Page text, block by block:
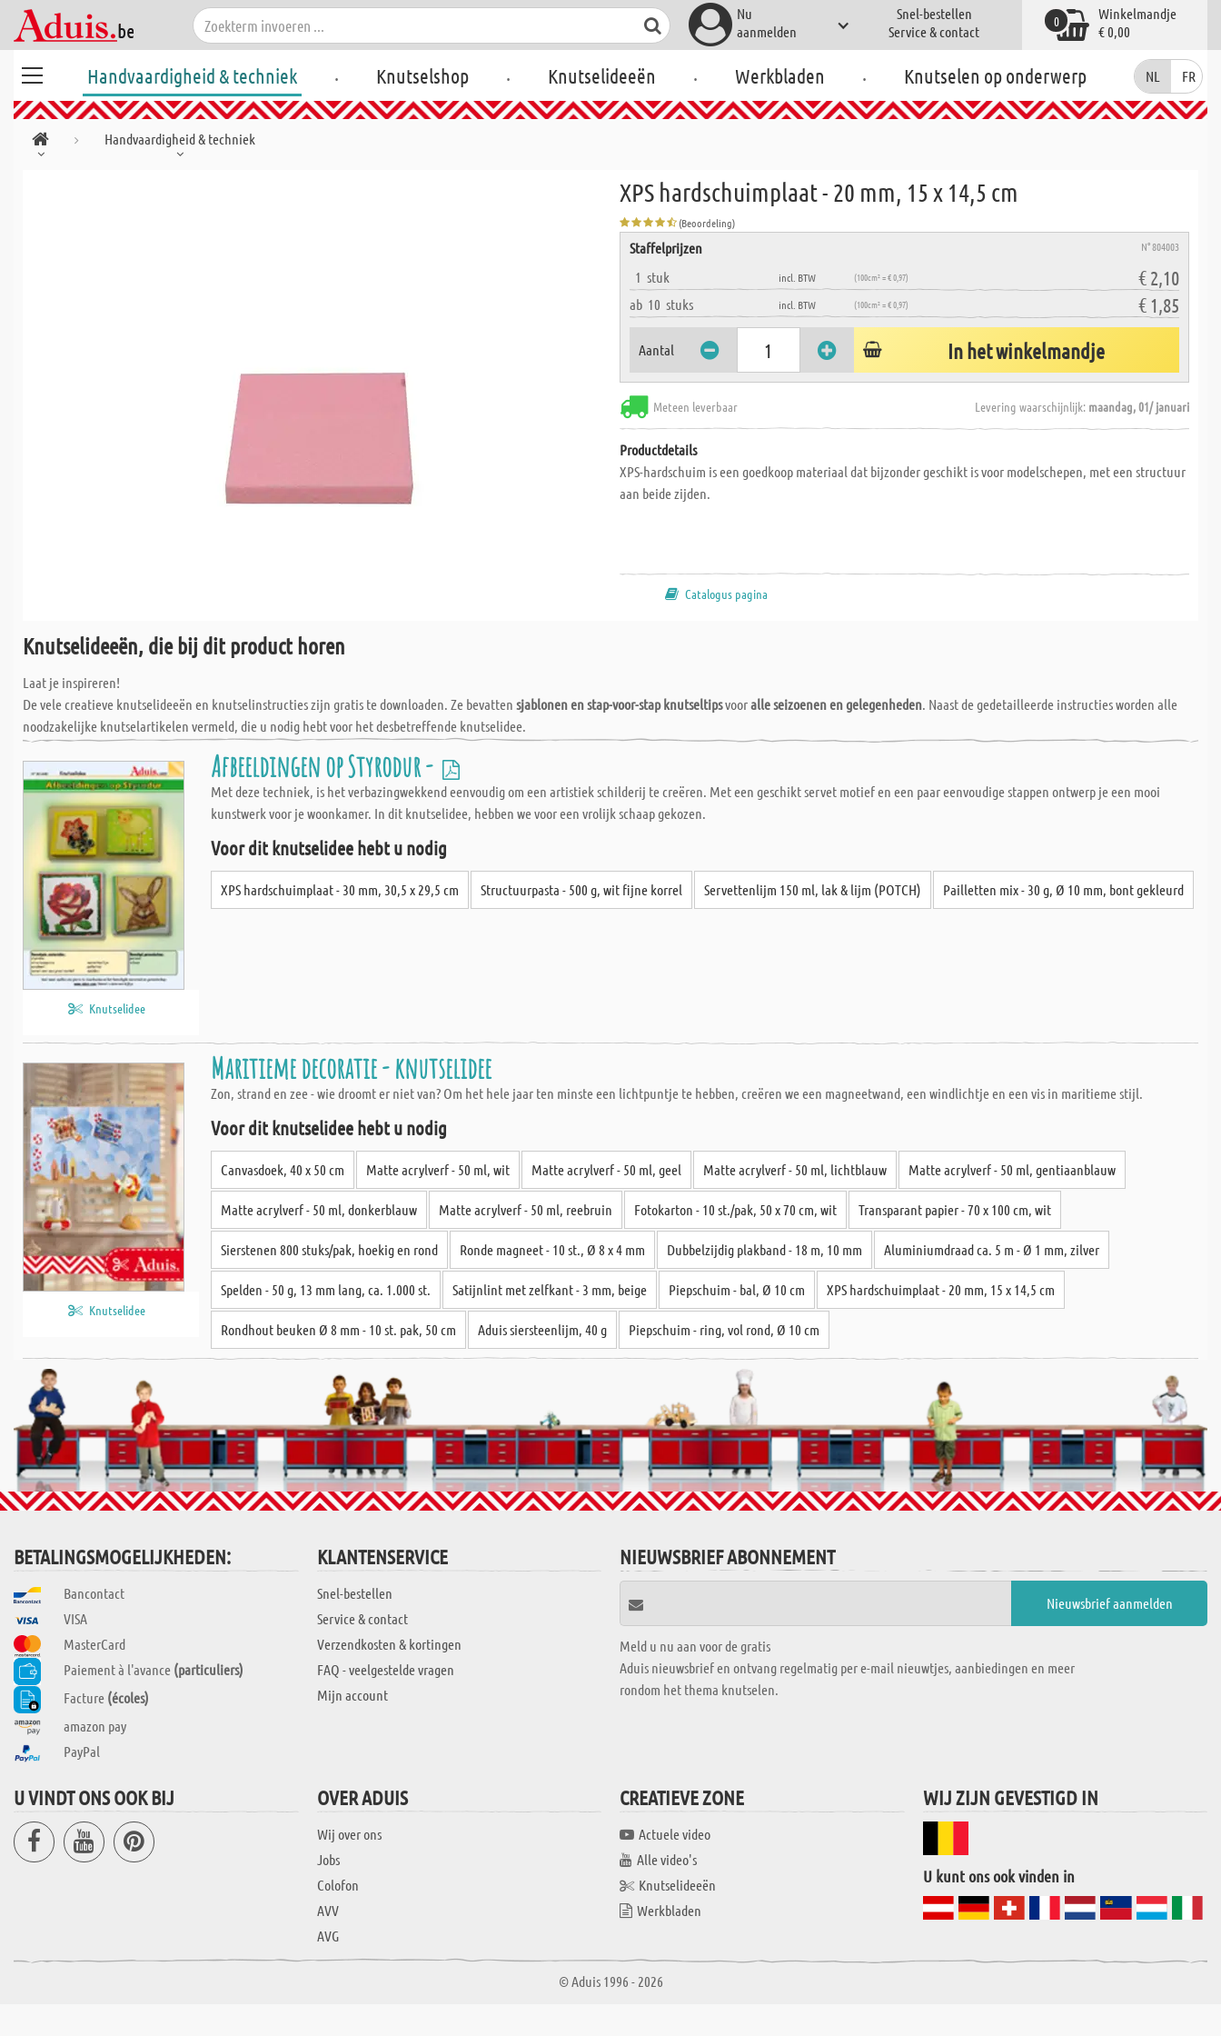
Nu
aanmelden
Snel-bestellen
Service & contact
Winkelmandje
€ 0,00
0
Handvaardigheid & techniek . Knutselshop . Knutselideeën . Werkbladen . Knutselen op onderwerp NL FR
Handvaardigheid & techniek
XPS hardschuimplaat - 20 mm, 15 x 14,5 cm
(Beoordeling)
Staffelprijzen N° 804003
1 stuk incl. BTW (100cm² = € 0,97) € 2,10
ab 10 stuks incl. BTW (100cm² = € 0,97) € 1,85
Aantal In het winkelmandje
Meteen leverbaar Levering waarschijnlijk: maandag, 01/ januari
Productdetails
XPS-hardschuim is een goedkoop materiaal dat bijzonder geschikt is voor modelschepen, met een structuur
aan beide zijden.
Catalogus pagina
Knutselideeën, die bij dit product horen
Laat je inspireren!
De vele creatieve knutselideeën en knutselinstructies zijn gratis te downloaden. Ze bevatten sjablonen en stap-voor-stap knutseltipsvooralle seizoenen en gelegenheden. Naast de gedetailleerde instructies worden alle
noodzakelijke knutselartikelen vermeld, die u nodig hebt voor het desbetreffende knutselidee.
Knutselidee
Afbeeldingen op Styrodur -
Met deze techniek, is het verbazingwekkend eenvoudig om een artistiek schilderij te creëren. Met een geschikt servet motief en een paar eenvoudige stappen ontwerp je een mooi
kunstwerk voor je woonkamer. In dit knutselidee, hebben we voor een vrolijk schaap gekozen.
Voor dit knutselidee hebt u nodig
XPS hardschuimplaat - 30 mm, 30,5 x 29,5 cm Structuurpasta - 500 g, wit fijne korrel Servettenlijm 150 ml, lak & lijm (POTCH) Pailletten mix - 30 g, Ø 10 mm, bont gekleurd
Knutselidee
Maritieme decoratie - knutselidee
Zon, strand en zee - wie droomt er niet van? Om het hele jaar ten minste een lichtpuntje te hebben, creëren we een magneetwand, een windlichtje en een vis in maritieme stijl.
Voor dit knutselidee hebt u nodig
Canvasdoek, 40 x 50 cm Matte acrylverf - 50 ml, wit Matte acrylverf - 50 ml, geel Matte acrylverf - 50 ml, lichtblauw Matte acrylverf - 50 ml, gentiaanblauw
Matte acrylverf - 50 ml, donkerblauw Matte acrylverf - 50 ml, reebruin Fotokarton - 10 st./pak, 50 x 70 cm, wit Transparant papier - 70 x 100 cm, wit
Sierstenen 800 stuks/pak, hoekig en rond Ronde magneet - 10 st., Ø 8 x 4 mm Dubbelzijdig plakband - 18 m, 10 mm Aluminiumdraad ca. 5 m - Ø 1 mm, zilver
Spelden - 50 g, 13 mm lang, ca. 1.000 st. Satijnlint met zelfkant - 3 mm, beige Piepschuim - bal, Ø 10 cm XPS hardschuimplaat - 20 mm, 15 x 14,5 cm
Rondhout beuken Ø 8 mm - 10 st. pak, 50 cm Aduis siersteenlijm, 40 g Piepschuim - ring, vol rond, Ø 10 cm
BETALINGSMOGELIJKHEDEN:
Bancontact
VISA
MasterCard
Paiement à l'avance (particuliers)
Facture (écoles)
amazon pay
PayPal
KLANTENSERVICE
Snel-bestellen
Service & contact
Verzendkosten & kortingen
FAQ - veelgestelde vragen
Mijn account
NIEUWSBRIEF ABONNEMENT
Meld u nu aan voor de gratis
Aduis nieuwsbrief en ontvang regelmatig per e-mail nieuwtjes, aanbiedingen en meer
rondom het thema knutselen.
U VINDT ONS OOK BIJ OVER ADUIS
Wij over ons
Jobs
Colofon
AVV
AVG
CREATIEVE ZONE
Actuele video
Alle video's
Knutselideeën
Werkbladen
WIJ ZIJN GEVESTIGD IN
U kunt ons ook vinden in
© Aduis 1996 - 2026